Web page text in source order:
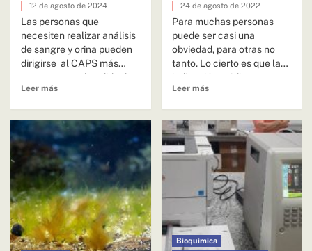
12 de agosto de 2024
Las personas que
necesiten realizar análisis
de sangre y orina pueden
dirigirse al CAPS más
cercano con el pedido de...
Leer más
24 de agosto de 2022
Para muchas personas
puede ser casi una
obviedad, para otras no
tanto. Lo cierto es que la
indicación médica en...
Leer más
Bioquímica